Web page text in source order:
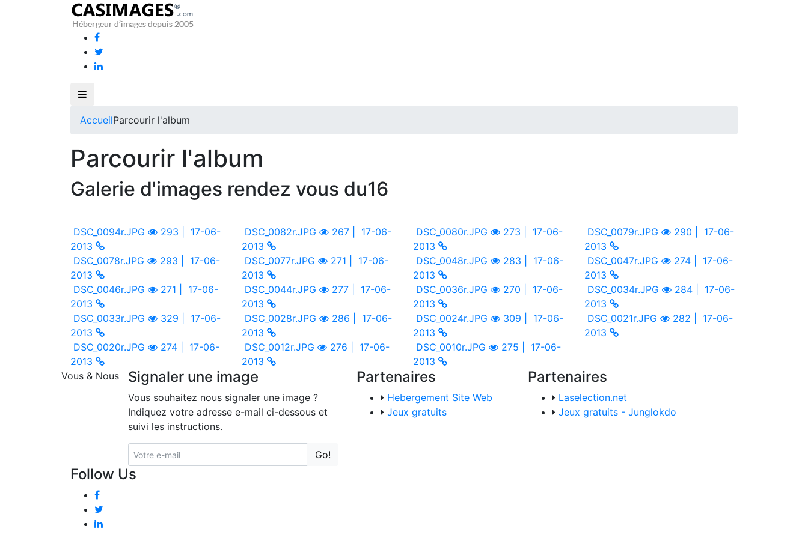
AccueilParcourir l'album
Parcourir l'album
Galerie d'images rendez vous du16
DSC_0094r.JPG 293 |
17-06-
2013
DSC_0082r.JPG 267 |
17-06-
2013
DSC_0080r.JPG 273 |
17-06-
2013
DSC_0079r.JPG 290 |
17-06-
2013
DSC_0078r.JPG
293 |
17-06-
2013
DSC_0077r.JPG 271 |
17-06-
2013
DSC_0048r.JPG 283 |
17-06-
2013
DSC_0047r.JPG 274 |
17-06-
2013
DSC_0046r.JPG
271 |
17-06-
2013
DSC_0044r.JPG 277 |
17-06-
2013
DSC_0036r.JPG 270 |
17-06-
2013
DSC_0034r.JPG 284 |
17-06-
2013
DSC_0033r.JPG
329 |
17-06-
2013
DSC_0028r.JPG 286 |
17-06-
2013
DSC_0024r.JPG 309 |
17-06-
2013
DSC_0021r.JPG 282 |
17-06-
2013
DSC_0020r.JPG
274 |
17-06-
2013
DSC_0012r.JPG 276 |
17-06-
2013
DSC_0010r.JPG 275 |
17-06-
2013
Vous & Nous
Signaler une image
Vous souhaitez nous signaler une image ?
Indiquez votre adresse e-mail ci-dessous et
suivi les instructions.
Go!
Partenaires
Hebergement Site Web
Jeux gratuits
Partenaires
Laselection.net
Jeux gratuits - Junglokdo
Follow Us